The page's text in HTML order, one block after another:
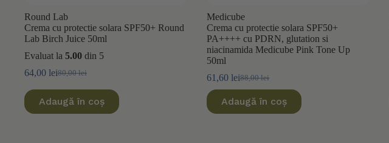
Round Lab
Crema cu protectie solara SPF50+ Round
Lab Birch Juice 50ml
Evaluat la 5.00 din 5
80,00lei
Prețul
inițial
a
64,00 leiPrețul
curent
este:
Adaugă în coș
Medicube
Crema cu protectie solara SPF50+
PA++++ cu PDRN, glutation si
niacinamida Medicube Pink Tone Up
50ml
88,00lei
Prețul
a
fost:
61,60 leiPrețul
este:
61,60 lei.
Adaugă în coș